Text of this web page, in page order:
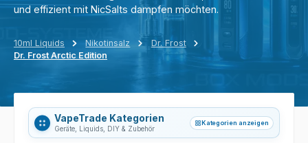
und effizient mit NicSalts dampfen möchten.
10ml Liquids Nikotinsalz
Dr. Frost
Dr. Frost Arctic Edition
VapeTrade Kategorien
Geräte, Liquids, DIY & Zubehör
grid_viewKategorien anzeigen